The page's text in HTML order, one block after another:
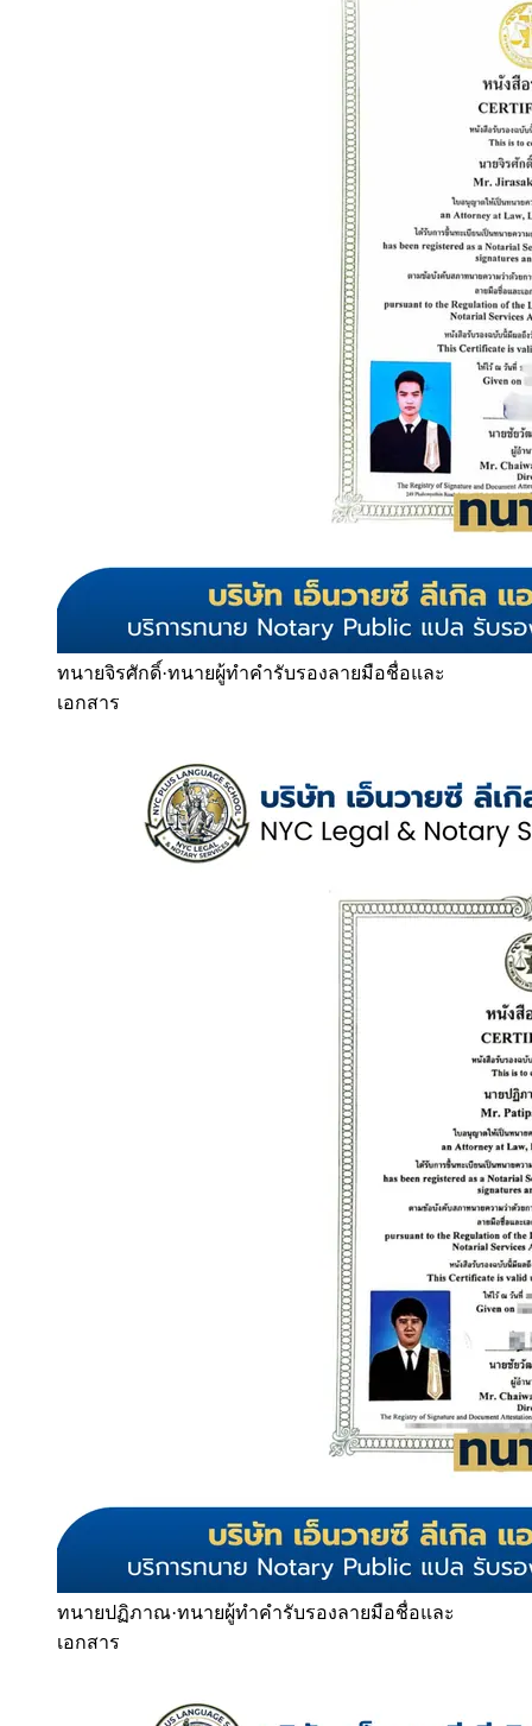
ทนายจิรศักดิ์·ทนายผู้ทำคำรับรองลายมือชื่อและ
เอกสาร
ทนายปฏิภาณ·ทนายผู้ทำคำรับรองลายมือชื่อและ
เอกสาร